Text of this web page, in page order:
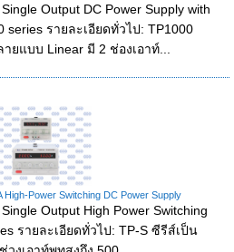
Output DC Power Supply with
series รายละเอียดทั่วไป: TP1000
ยแบบ Linear มี 2 ช่องเอาท์...
Power Switching DC Power Supply
Output High Power Switching
รายละเอียดทั่วไป: TP-S ซีรีส์เป็น